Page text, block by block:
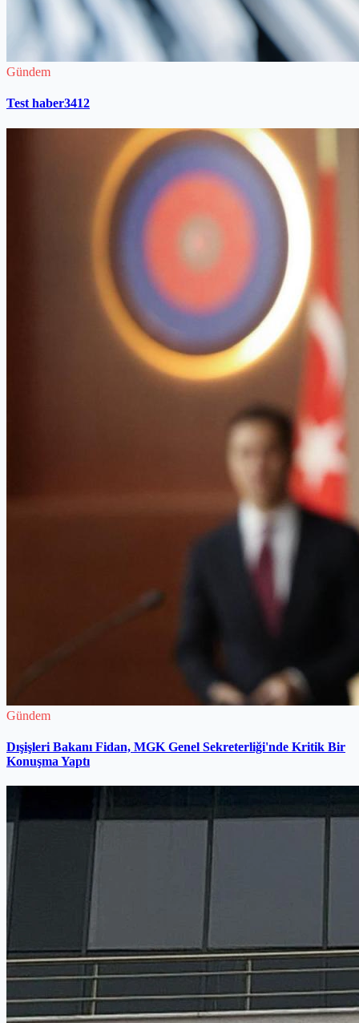
Gündem
Test haber3412
Gündem
Dışişleri Bakanı Fidan, MGK Genel Sekreterliği'nde Kritik Bir
Konuşma Yaptı